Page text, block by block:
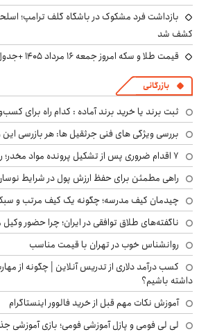
بازداشت فرد مشکوک در باشگاه گلف ترامپ؛
کشف شد
قیمت طلا و سکه امروز جمعه ۱۶ مرداد ۱۴۰۵ +جدول
بازرگانی
ثبت برند یا خرید برند آماده : کدام راه برای
بررسی ویژگی های فنی جرثقیل ها: هر بازرسی این
۷ اقدام ضروری پس از تشکیل پرونده مواد مخدر؛ راهنمای خانواده‌ها
راهی مطمئن برای حفظ ارزش پول در شرایط
چیدمان کیف مدرسه؛ چگونه یک کیف مرتب و
ناگفته‌های طلاق توافقی در ایران؛ چرا حضور
روانشناس خوب در تهران با قیمت مناسب
کسب درآمد دلاری از تدریس آنلاین | چگونه از
داشته باشیم؟
آموزش نکات مهم قبل از خرید فالوور اینستاگرام
لی لی فومی و پازل آموزشی فومی؛ بازی آموزشی